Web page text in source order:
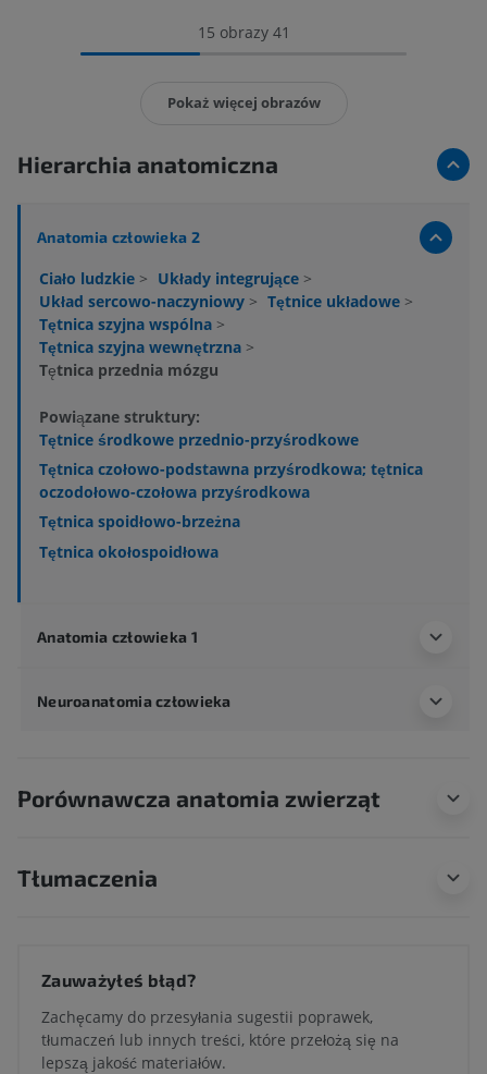
15 obrazy 41
Pokaż więcej obrazów
Hierarchia anatomiczna
Anatomia człowieka 2
Ciało ludzkie > Układy integrujące >
Układ sercowo-naczyniowy > Tętnice układowe >
Tętnica szyjna wspólna >
Tętnica szyjna wewnętrzna >
Tętnica przednia mózgu
Powiązane struktury:
Tętnice środkowe przednio-przyśrodkowe
Tętnica czołowo-podstawna przyśrodkowa; tętnica
oczodołowo-czołowa przyśrodkowa
Tętnica spoidłowo-brzeżna
Tętnica okołospoidłowa
Anatomia człowieka 1
Neuroanatomia człowieka
Porównawcza anatomia zwierząt
Tłumaczenia
Zauważyłeś błąd?
Zachęcamy do przesyłania sugestii poprawek,
tłumaczeń lub innych treści, które przełożą się na
lepszą jakość materiałów.